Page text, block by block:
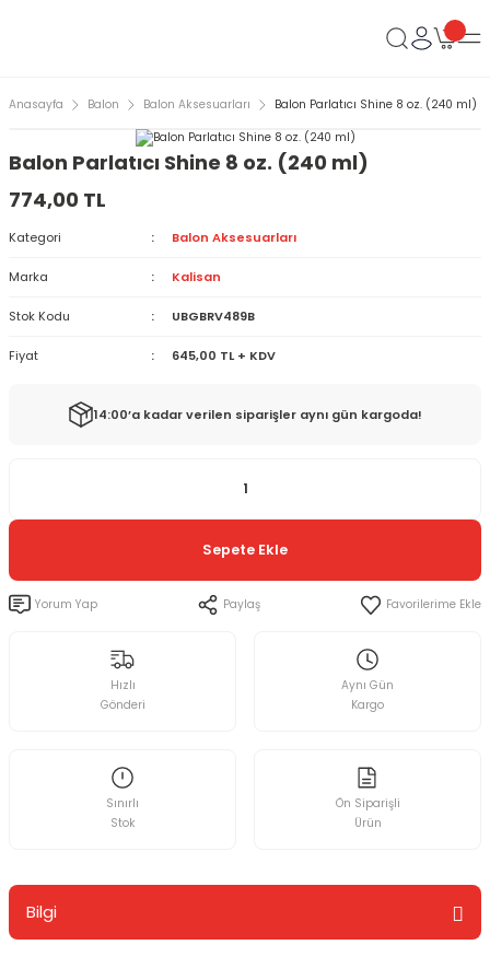
Anasayfa Balon Balon Aksesuarları Balon Parlatıcı Shine 8 oz. (240 ml)
Balon Parlatıcı Shine 8 oz. (240 ml)
774,00 TL
Kategori Balon Aksesuarları
Marka Kalisan
Stok Kodu UBGBRV489B
Fiyat 645,00 TL + KDV
14:00’a kadar verilen siparişler aynı gün kargoda!
Sepete Ekle
Yorum Yap Paylaş
Hızlı
Gönderi
Aynı Gün
Kargo
Sınırlı
Stok
Ön Siparişli
Ürün
Bilgi